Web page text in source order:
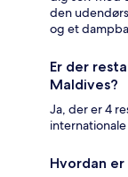
den
og et
Er der
Maldives?
Ja, der er 4
Hvordan